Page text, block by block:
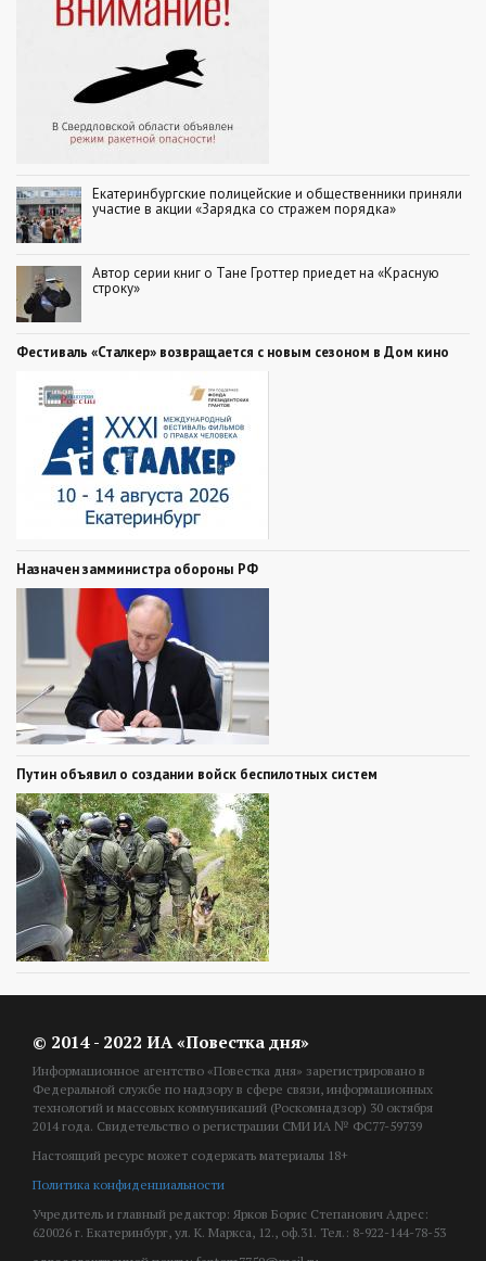
Екатеринбургские полицейские и общественники приняли
участие в акции «Зарядка со стражем порядка»
Автор серии книг о Тане Гроттер приедет на «Красную
строку»
Фестиваль «Сталкер» возвращается с новым сезоном в Дом кино
Назначен замминистра обороны РФ
Путин объявил о создании войск беспилотных систем
© 2014 - 2022 ИА «Повестка дня»
Информационное агентство «Повестка дня» зарегистрировано в
Федеральной службе по надзору в сфере связи, информационных
технологий и массовых коммуникаций (Роскомнадзор) 30 октября
2014 года. Свидетельство о регистрации СМИ ИА № ФС77-59739
Настоящий ресурс может содержать материалы 18+
Политика конфиденциальности
Учредитель и главный редактор: Ярков Борис Степанович Адрес:
620026 г. Екатеринбург, ул. К. Маркса, 12., оф.31. Тел.: 8-922-144-78-53